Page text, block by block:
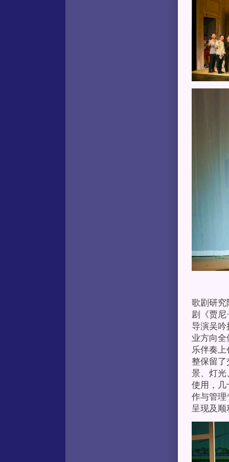
歌剧研究
剧《贾尼
导演吴吟
业方向
乐伴奏
整保留了
景、灯光
使用，几
作与管理
呈现及顺